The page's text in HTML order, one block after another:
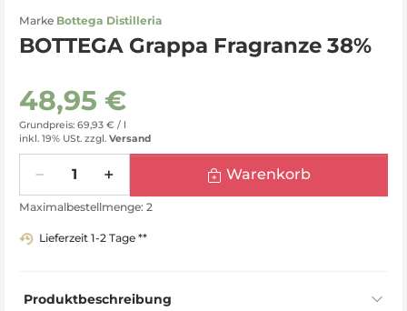
Marke Bottega Distilleria
BOTTEGA Grappa Fragranze 38%
48,95 €
Grundpreis: 69,93 € / l
inkl. 19% USt. zzgl. Versand
Warenkorb
Maximalbestellmenge: 2
Lieferzeit 1-2 Tage **
Produktbeschreibung